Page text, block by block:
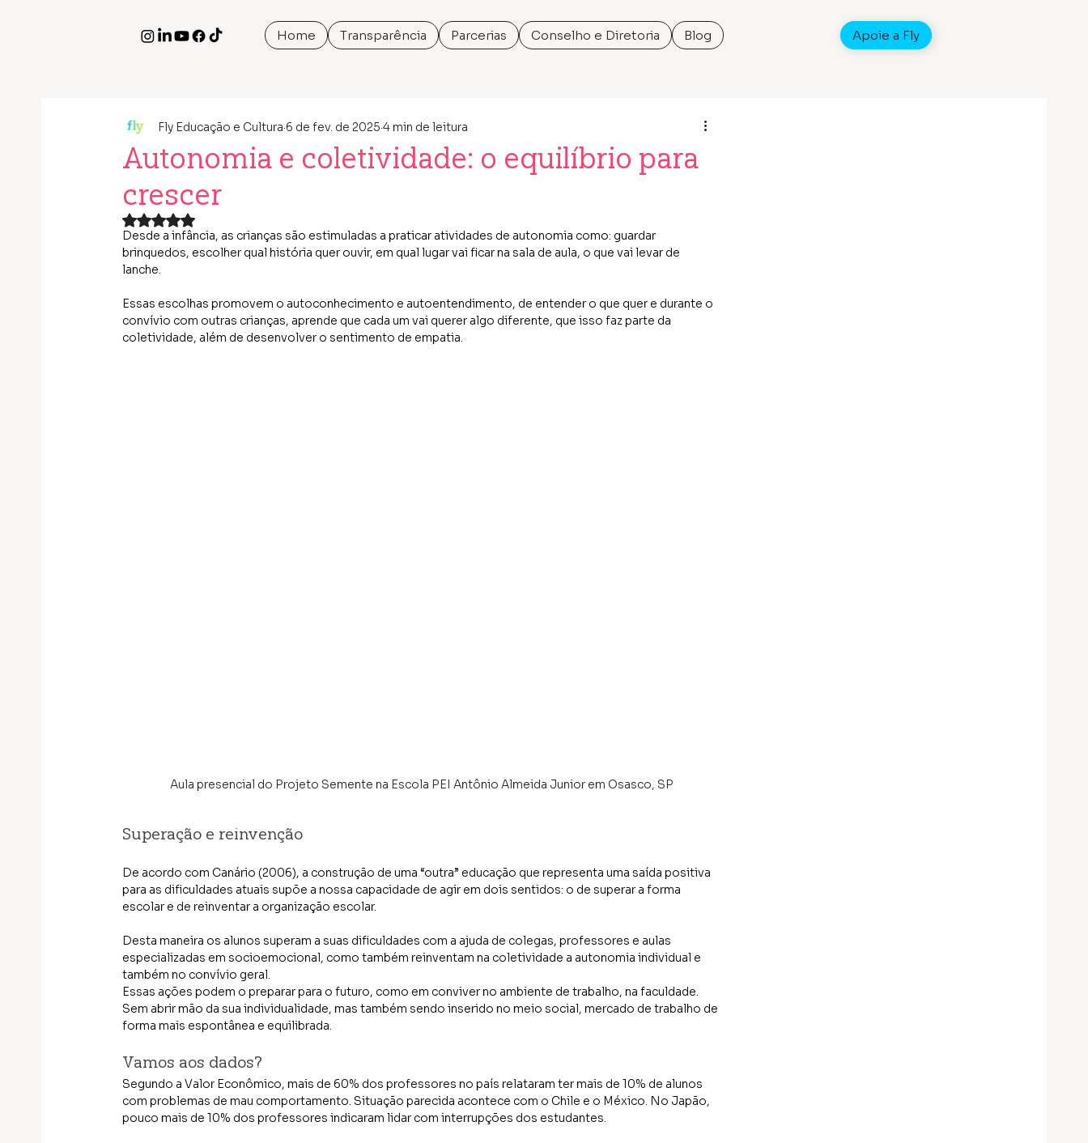
Home Transparência Parcerias Conselho e Diretoria Blog Apoie a Fly
Autonomia e coletividade: o equilíbrio para
crescer
Fly Educação e Cultura 6 de fev. de 2025 4 min de leitura
Avaliado com NaN de 5 estrelas.
Desde a infância, as crianças são estimuladas a praticar atividades de autonomia como: guardar
brinquedos, escolher qual história quer ouvir, em qual lugar vai ficar na sala de aula, o que vai levar de
lanche.
Essas escolhas promovem o autoconhecimento e autoentendimento, de entender o que quer e durante o
convívio com outras crianças, aprende que cada um vai querer algo diferente, que isso faz parte da
coletividade, além de desenvolver o sentimento de empatia.
Aula presencial do Projeto Semente na Escola PEI Antônio Almeida Junior em Osasco, SP
Superação e reinvenção
De acordo com Canário (2006), a construção de uma “outra” educação que representa uma saída positiva
para as dificuldades atuais supõe a nossa capacidade de agir em dois sentidos: o de superar a forma
escolar e de reinventar a organização escolar.
Desta maneira os alunos superam a suas dificuldades com a ajuda de colegas, professores e aulas
especializadas em socioemocional, como também reinventam na coletividade a autonomia individual e
também no convívio geral.
Essas ações podem o preparar para o futuro, como em conviver no ambiente de trabalho, na faculdade.
Sem abrir mão da sua individualidade, mas também sendo inserido no meio social, mercado de trabalho de
forma mais espontânea e equilibrada.
Vamos aos dados?
Segundo a Valor Econômico, mais de 60% dos professores no país relataram ter mais de 10% de alunos
com problemas de mau comportamento. Situação parecida acontece com o Chile e o México. No Japão,
pouco mais de 10% dos professores indicaram lidar com interrupções dos estudantes.